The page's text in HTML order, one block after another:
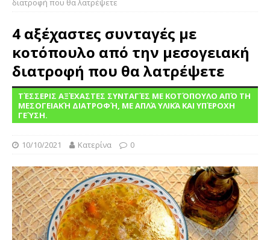
διατροφή που θα λατρέψετε
4 αξέχαστες συνταγές με
κοτόπουλο από την μεσογειακή
διατροφή που θα λατρέψετε
ΤΈΣΣΕΡΙΣ ΑΞΈΧΑΣΤΕΣ ΣΥΝΤΑΓΈΣ ΜΕ ΚΟΤΌΠΟΥΛΟ ΑΠΌ ΤΗ
ΜΕΣΟΓΕΙΑΚΉ ΔΙΑΤΡΟΦΉ, ΜΕ ΑΠΛΆ ΥΛΙΚΆ ΚΑΙ ΥΠΈΡΟΧΗ
ΓΕΎΣΗ.
10/10/2021 Κατερίνα 0